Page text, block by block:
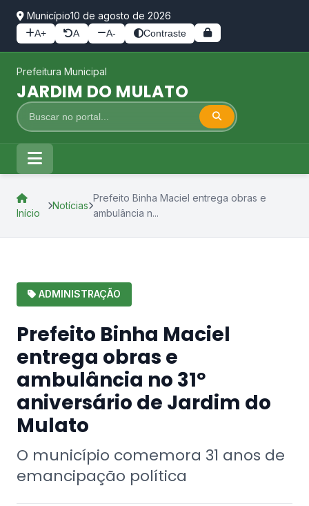
Município10 de agosto de 2026
A+ A A- Contraste
Prefeitura Municipal
JARDIM DO MULATO
Início
Notícias
Prefeito Binha Maciel entrega obras e
ambulância n...
ADMINISTRAÇÃO
Prefeito Binha Maciel
entrega obras e
ambulância no 31º
aniversário de Jardim do
Mulato
O município comemora 31 anos de
emancipação política